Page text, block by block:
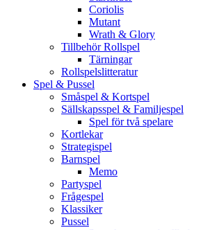
Coriolis
Mutant
Wrath & Glory
Tillbehör Rollspel
Tärningar
Rollspelslitteratur
Spel & Pussel
Småspel & Kortspel
Sällskapsspel & Familjespel
Spel för två spelare
Kortlekar
Strategispel
Barnspel
Memo
Partyspel
Frågespel
Klassiker
Pussel